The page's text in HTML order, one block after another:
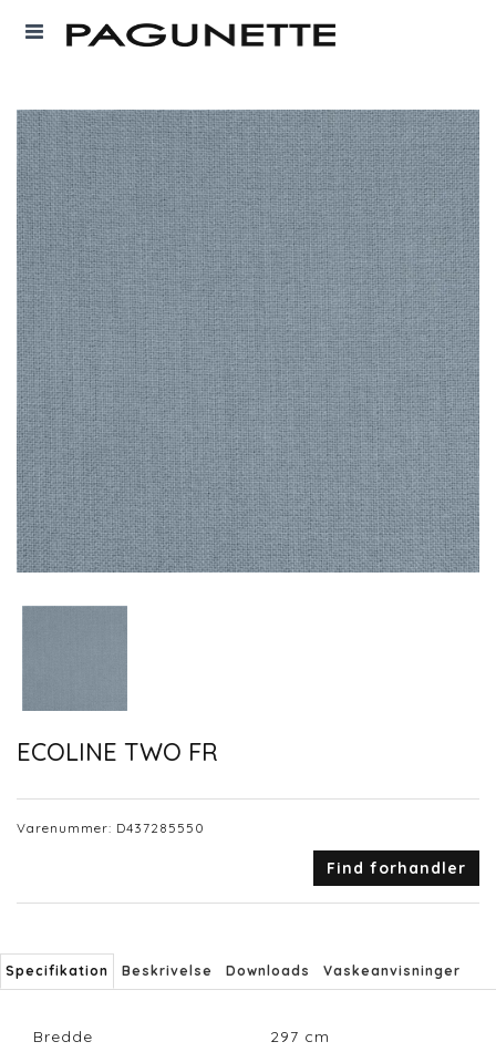
ECOLINE TWO FR
Varenummer: D437285550
Find forhandler
Specifikation Beskrivelse Downloads Vaskeanvisninger
Bredde 297 cm